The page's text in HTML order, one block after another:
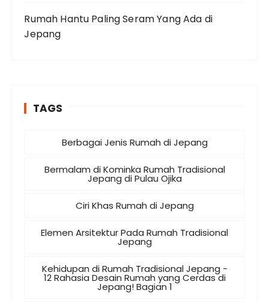
Rumah Hantu Paling Seram Yang Ada di
Jepang
TAGS
Berbagai Jenis Rumah di Jepang
Bermalam di Kominka Rumah Tradisional
Jepang di Pulau Ojika
Ciri Khas Rumah di Jepang
Elemen Arsitektur Pada Rumah Tradisional
Jepang
Kehidupan di Rumah Tradisional Jepang -
12 Rahasia Desain Rumah yang Cerdas di
Jepang! Bagian 1